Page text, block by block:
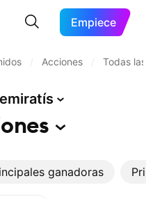
Empiece
Acciones Todas
emiratís
ganadoras